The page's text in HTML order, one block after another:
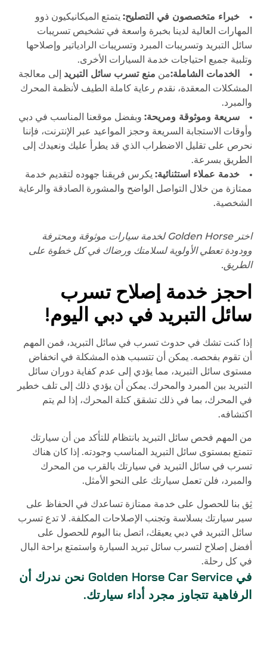
خبراء متخصصون في التصليح: يتمتع الميكانيكيون ذوو
المهارات العالية لدينا بخبرة واسعة في تشخيص تسريبات
سائل التبريد وتسريبات المبرد وتسريبات الرادياتير وإصلاحها
وتلبية جميع احتياجات خدمة السيارات الأخرى.
الخدمات الشاملة:من منع تسرب سائل التبريد إلى معالجة
المشكلات المعقدة، نقدم رعاية كاملة الطيف لأنظمة المحرك
والمبرد.
سريعة وموثوقة ومريحة: وبفضل موقعنا المناسب في دبي
وأوقات الاستجابة السريعة وحجز المواعيد عبر الإنترنت، فإننا
نحرص على تقليل الاضطراب الذي قد يطرأ عليك ونعيدك إلى
الطريق بسرعة.
خدمة عملاء استثنائية: يكرس فريقنا جهوده لتقديم خدمة
ممتازة من خلال التواصل الواضح والمشورة الصادقة والرعاية
الشخصية.
اخترGolden Horse لخدمة سيارات موثوقة ومحترفة
وودودة تعطي الأولوية لسلامتك ورضاك في كل خطوة على
الطريق.
احجز خدمة إصلاح تسرب
سائل التبريد في دبي اليوم!
إذا كنت تشك في حدوث تسرب في سائل التبريد، فمن المهم
أن تقوم بفحصه. يمكن أن تتسبب هذه المشكلة في انخفاض
مستوى سائل التبريد، مما يؤدي إلى عدم كفاية دوران سائل
التبريد بين المبرد والمحرك. يمكن أن يؤدي ذلك إلى تلف خطير
في المحرك، بما في ذلك تشقق كتلة المحرك، إذا لم يتم
اكتشافه.
من المهم فحص سائل التبريد بانتظام للتأكد من أن سيارتك
تتمتع بمستوى سائل التبريد المناسب وجودته. إذا كان هناك
تسرب في سائل التبريد في سيارتك بالقرب من المحرك
والمبرد، فلن تعمل سيارتك على النحو الأمثل.
ثِق بنا للحصول على خدمة ممتازة تساعدك في الحفاظ على
سير سيارتك بسلاسة وتجنب الإصلاحات المكلفة. لا تدع تسرب
سائل التبريد في دبي يعيقك، اتصل بنا اليوم للحصول على
أفضل إصلاح لتسرب سائل تبريد السيارة واستمتع براحة البال
في كل رحلة.
في Golden Horse Car Service نحن ندرك أن
الرفاهية تتجاوز مجرد أداء سيارتك.